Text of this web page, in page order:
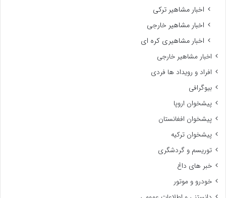
اخبار مشاهیر ترکی
اخبار مشاهیر خارجی
اخبار مشاهیری کره ای
اخبار مشاهیر خارجی
افراد و رویداد ها فردی
بیوگرافی
پیشخوان اروپا
پیشخوان افغانستان
پیشخوان ترکیه
توریسم و گردشگری
خبر های داغ
خودرو و موتور